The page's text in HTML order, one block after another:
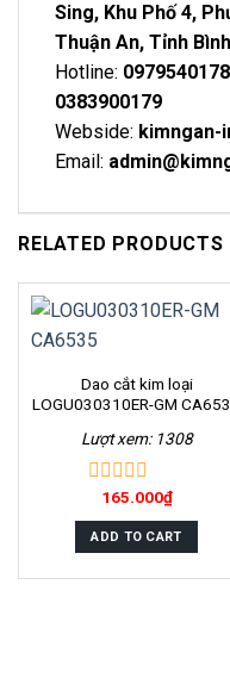
Sing, Khu Phố 4,
Thuận An, Tỉnh
Hotline:
0383900179
Webside: kimngan-
Email:
RELATED PRODUCTS
Dao cắt kim loại
LOGU030310ER-GM
Lượt xem: 1308
out
of
5
165.000₫
ADD TO CART